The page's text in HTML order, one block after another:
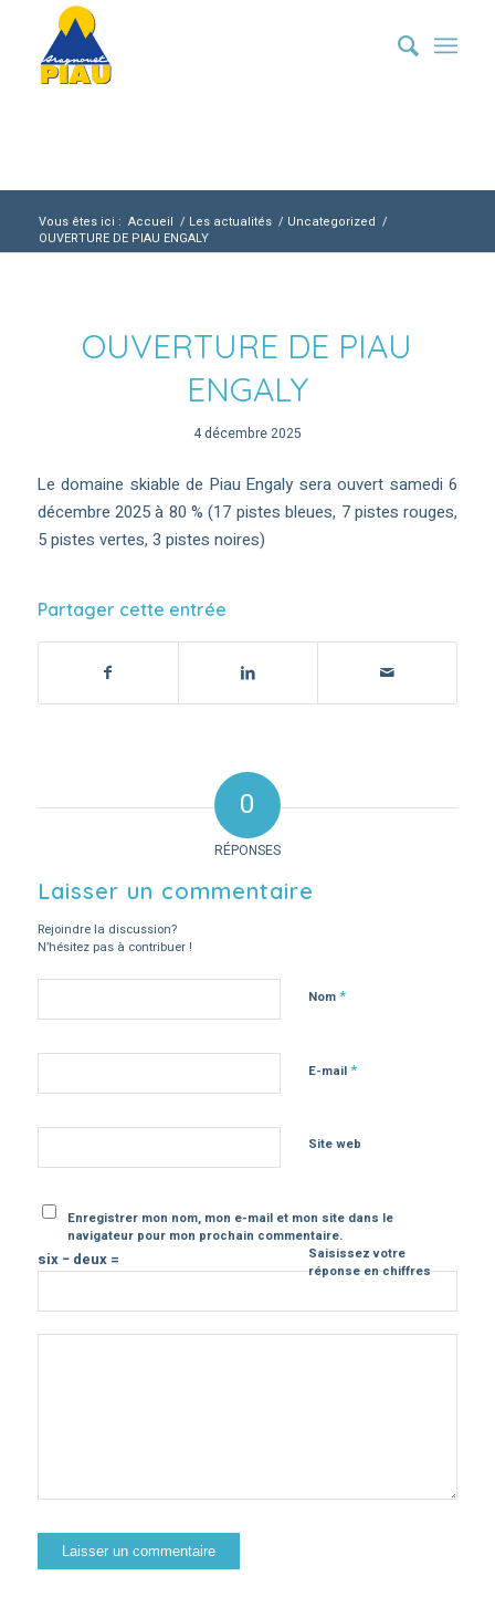
Vous êtes ici : Accueil / Les actualités / Uncategorized /
OUVERTURE DE PIAU ENGALY
OUVERTURE DE PIAU
ENGALY
4 décembre 2025
Le domaine skiable de Piau Engaly sera ouvert samedi 6
décembre 2025 à 80 % (17 pistes bleues, 7 pistes rouges,
5 pistes vertes, 3 pistes noires)
Partager cette entrée
0
RÉPONSES
Laisser un commentaire
Rejoindre la discussion?
N’hésitez pas à contribuer !
Nom*
E-mail*
Site web
Enregistrer mon nom, mon e-mail et mon site dans le
navigateur pour mon prochain commentaire.
Saisissez votre
réponse en chiffres
six − deux =